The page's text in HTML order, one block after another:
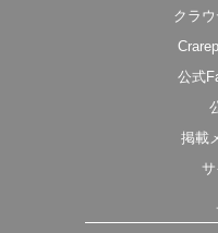
クラ
公式
掲載